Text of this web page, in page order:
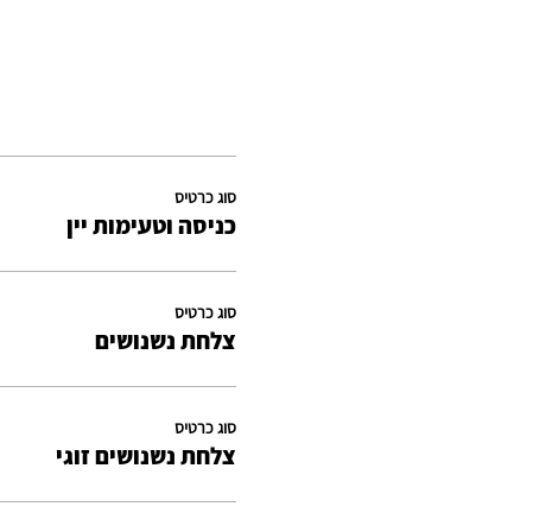
סוג כרטיס
כניסה וטעימות יין
סוג כרטיס
צלחת נשנושים
סוג כרטיס
צלחת נשנושים זוגי